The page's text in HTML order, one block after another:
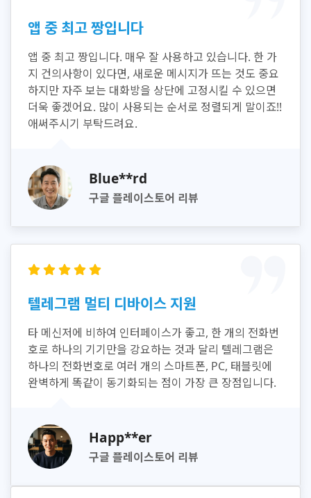
앱 중 최고 짱입니다
앱 중 최고 짱입니다. 매우 잘 사용하고 있습니다. 한 가
지 건의사항이 있다면, 새로운 메시지가 뜨는 것도 중요
하지만 자주 보는 대화방을 상단에 고정시킬 수 있으면
더욱 좋겠어요. 많이 사용되는 순서로 정렬되게 말이죠!!
애써주시기 부탁드려요.
Blue**rd
구글 플레이스토어 리뷰
텔레그램 멀티 디바이스 지원
타 메신저에 비하여 인터페이스가 좋고, 한 개의 전화번
호로 하나의 기기만을 강요하는 것과 달리 텔레그램은
하나의 전화번호로 여러 개의 스마트폰, PC, 태블릿에
완벽하게 똑같이 동기화되는 점이 가장 큰 장점입니다.
Happ**er
구글 플레이스토어 리뷰